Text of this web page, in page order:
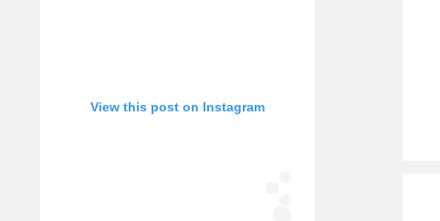
View this post on Instagram